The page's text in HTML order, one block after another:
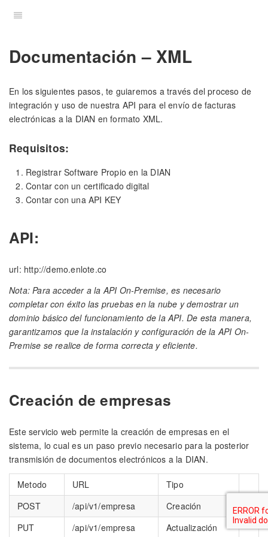
Documentación – XML
En los siguientes pasos, te guiaremos a través del proceso de
integración y uso de nuestra API para el envío de facturas
electrónicas a la DIAN en formato XML.
Requisitos:
Registrar Software Propio en la DIAN
Contar con un certificado digital
Contar con una API KEY
API:
url: http://demo.enlote.co
Nota: Para acceder a la API On-Premise, es necesario
completar con éxito las pruebas en la nube y demostrar un
dominio básico del funcionamiento de la API. De esta manera,
garantizamos que la instalación y configuración de la API On-
Premise se realice de forma correcta y eficiente.
Creación de empresas
Este servicio web permite la creación de empresas en el
sistema, lo cual es un paso previo necesario para la posterior
transmisión de documentos electrónicos a la DIAN.
Metodo URL
Tipo
POST
/api/v1/empresa
Creación
PUT
/api/v1/empresa Actualización